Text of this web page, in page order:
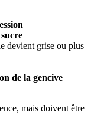
devient grise ou plus
de la gencive
mais doivent être